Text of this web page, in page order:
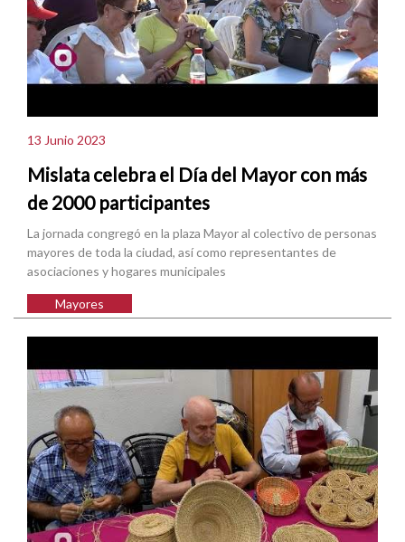
13 Junio 2023
Mislata celebra el Día del Mayor con más
de 2000 participantes
La jornada congregó en la plaza Mayor al colectivo de personas
mayores de toda la ciudad, así como representantes de
asociaciones y hogares municipales
Mayores